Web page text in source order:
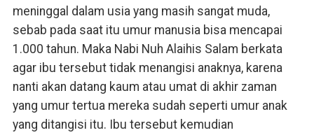
meninggal dalam usia yang masih sangat muda,
sebab pada saat itu umur manusia bisa mencapai
1.000 tahun. Maka Nabi Nuh Alaihis Salam berkata
agar ibu tersebut tidak menangisi anaknya, karena
nanti akan datang kaum atau umat di akhir zaman
yang umur tertua mereka sudah seperti umur anak
yang ditangisi itu. Ibu tersebut kemudian